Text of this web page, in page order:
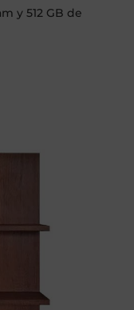
y 512 GB de